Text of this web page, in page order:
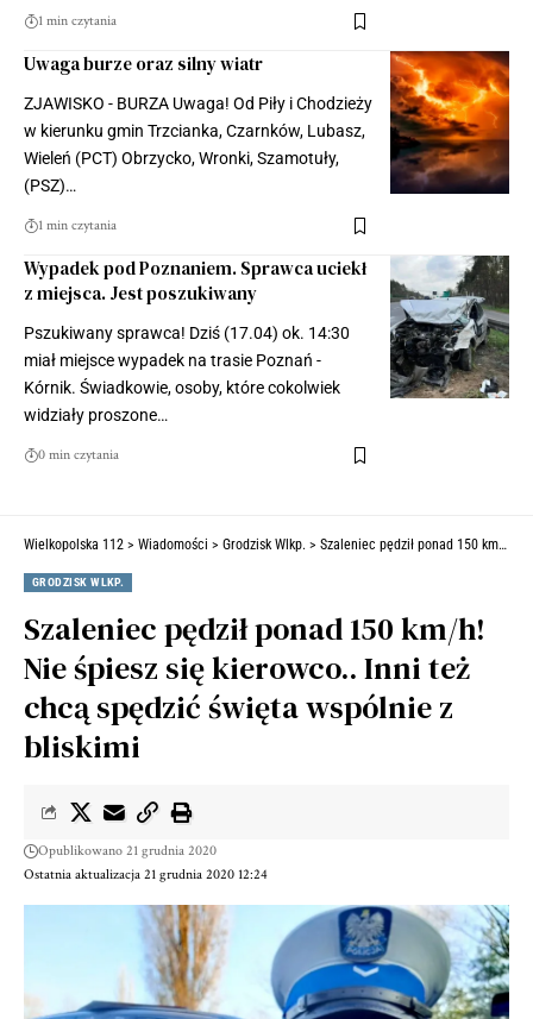
1 min czytania
Uwaga burze oraz silny wiatr
ZJAWISKO - BURZA Uwaga! Od Piły i Chodzieży
w kierunku gmin Trzcianka, Czarnków, Lubasz,
Wieleń (PCT) Obrzycko, Wronki, Szamotuły,
(PSZ)…
1 min czytania
Wypadek pod Poznaniem. Sprawca uciekł
z miejsca. Jest poszukiwany
Pszukiwany sprawca! Dziś (17.04) ok. 14:30
miał miejsce wypadek na trasie Poznań -
Kórnik. Świadkowie, osoby, które cokolwiek
widziały proszone…
0 min czytania
Wielkopolska 112 > Wiadomości > Grodzisk Wlkp. > Szaleniec pędził ponad 150 km/h! Nie śpiesz się kierowco.. Inni też chcą spędzić święta wspólnie z bliskimi
GRODZISK WLKP.
Szaleniec pędził ponad 150 km/h!
Nie śpiesz się kierowco.. Inni też
chcą spędzić święta wspólnie z
bliskimi
Ostatnia aktualizacja 21 grudnia 2020 12:24
Opublikowano 21 grudnia 2020